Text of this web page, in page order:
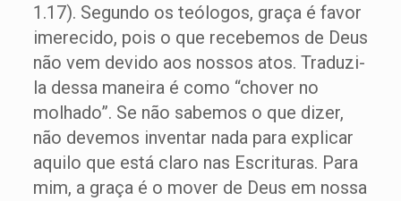
1.17). Segundo os teólogos, graça é favor
imerecido, pois o que recebemos de Deus
não vem devido aos nossos atos. Traduzi-
la dessa maneira é como “chover no
molhado”. Se não sabemos o que dizer,
não devemos inventar nada para explicar
aquilo que está claro nas Escrituras. Para
mim, a graça é o mover de Deus em nossa